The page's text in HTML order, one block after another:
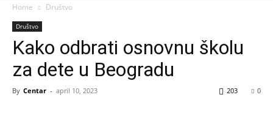
Home Društvo
Društvo
Kako odbrati osnovnu školu
za dete u Beogradu
By Centar - april 10, 2023 0
203